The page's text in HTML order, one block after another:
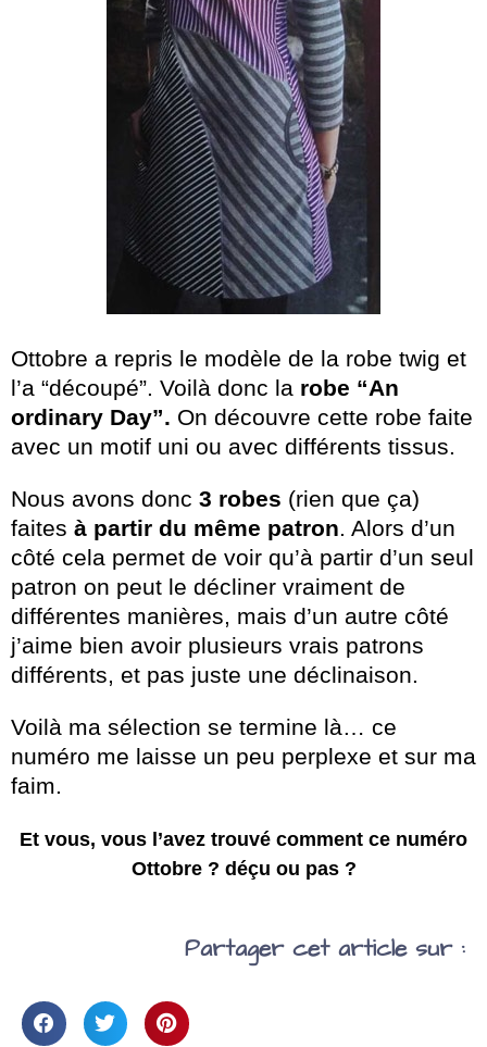
Ottobre a repris le modèle de la robe twig et
l’a “découpé”. Voilà donc la robe “An
ordinary Day”. On découvre cette robe faite
avec un motif uni ou avec différents tissus.
Nous avons donc 3 robes (rien que ça)
faites à partir du même patron . Alors d’un
côté cela permet de voir qu’à partir d’un seul
patron on peut le décliner vraiment de
différentes manières, mais d’un autre côté
j’aime bien avoir plusieurs vrais patrons
différents, et pas juste une déclinaison.
Voilà ma sélection se termine là… ce
numéro me laisse un peu perplexe et sur ma
faim.
Et vous, vous l’avez trouvé comment ce numéro
Ottobre ? déçu ou pas ?
Partager cet article sur :